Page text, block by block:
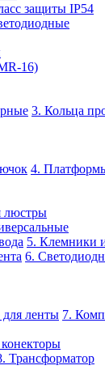
защиты IP54
16)
3. Кольца
4.
люстры
5. Клемники
6.
7.
Трансформатор